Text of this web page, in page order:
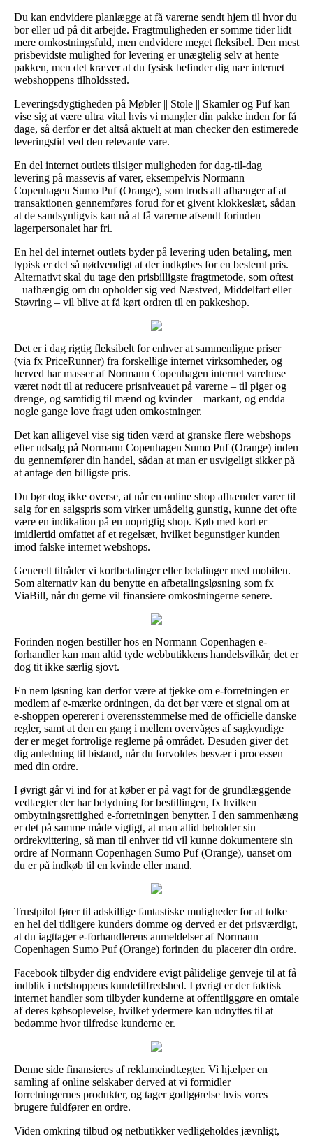
Du kan endvidere planlægge at få varerne sendt hjem til hvor du
bor eller ud på dit arbejde. Fragtmuligheden er somme tider lidt
mere omkostningsfuld, men endvidere meget fleksibel. Den mest
prisbevidste mulighed for levering er unægtelig selv at hente
pakken, men det kræver at du fysisk befinder dig nær internet
webshoppens tilholdssted.
Leveringsdygtigheden på Møbler || Stole || Skamler og Puf kan
vise sig at være ultra vital hvis vi mangler din pakke inden for få
dage, så derfor er det altså aktuelt at man checker den estimerede
leveringstid ved den relevante vare.
En del internet outlets tilsiger muligheden for dag-til-dag
levering på massevis af varer, eksempelvis Normann
Copenhagen Sumo Puf (Orange), som trods alt afhænger af at
transaktionen gennemføres forud for et givent klokkeslæt, sådan
at de sandsynligvis kan nå at få varerne afsendt forinden
lagerpersonalet har fri.
En hel del internet outlets byder på levering uden betaling, men
typisk er det så nødvendigt at der indkøbes for en bestemt pris.
Alternativt skal du tage den prisbilligste fragtmetode, som oftest
– uafhængig om du opholder sig ved Næstved, Middelfart eller
Støvring – vil blive at få kørt ordren til en pakkeshop.
Det er i dag rigtig fleksibelt for enhver at sammenligne priser
(via fx PriceRunner) fra forskellige internet virksomheder, og
herved har masser af Normann Copenhagen internet varehuse
været nødt til at reducere prisniveauet på varerne – til piger og
drenge, og samtidig til mænd og kvinder – markant, og endda
nogle gange love fragt uden omkostninger.
Det kan alligevel vise sig tiden værd at granske flere webshops
efter udsalg på Normann Copenhagen Sumo Puf (Orange) inden
du gennemfører din handel, sådan at man er usvigeligt sikker på
at antage den billigste pris.
Du bør dog ikke overse, at når en online shop afhænder varer til
salg for en salgspris som virker umådelig gunstig, kunne det ofte
være en indikation på en uoprigtig shop. Køb med kort er
imidlertid omfattet af et regelsæt, hvilket begunstiger kunden
imod falske internet webshops.
Generelt tilråder vi kortbetalinger eller betalinger med mobilen.
Som alternativ kan du benytte en afbetalingsløsning som fx
ViaBill, når du gerne vil finansiere omkostningerne senere.
Forinden nogen bestiller hos en Normann Copenhagen e-
forhandler kan man altid tyde webbutikkens handelsvilkår, det er
dog tit ikke særlig sjovt.
En nem løsning kan derfor være at tjekke om e-forretningen er
medlem af e-mærke ordningen, da det bør være et signal om at
e-shoppen opererer i overensstemmelse med de officielle danske
regler, samt at den en gang i mellem overvåges af sagkyndige
der er meget fortrolige reglerne på området. Desuden giver det
dig anledning til bistand, når du forvoldes besvær i processen
med din ordre.
I øvrigt går vi ind for at køber er på vagt for de grundlæggende
vedtægter der har betydning for bestillingen, fx hvilken
ombytningsrettighed e-forretningen benytter. I den sammenhæng
er det på samme måde vigtigt, at man altid beholder sin
ordrekvittering, så man til enhver tid vil kunne dokumentere sin
ordre af Normann Copenhagen Sumo Puf (Orange), uanset om
du er på indkøb til en kvinde eller mand.
Trustpilot fører til adskillige fantastiske muligheder for at tolke
en hel del tidligere kunders domme og derved er det prisværdigt,
at du iagttager e-forhandlerens anmeldelser af Normann
Copenhagen Sumo Puf (Orange) forinden du placerer din ordre.
Facebook tilbyder dig endvidere evigt pålidelige genveje til at få
indblik i netshoppens kundetilfredshed. I øvrigt er der faktisk
internet handler som tilbyder kunderne at offentliggøre en omtale
af deres købsoplevelse, hvilket ydermere kan udnyttes til at
bedømme hvor tilfredse kunderne er.
Denne side finansieres af reklameindtægter. Vi hjælper en
samling af online selskaber derved at vi formidler
forretningernes produkter, og tager godtgørelse hvis vores
brugere fuldfører en ordre.
Viden omkring tilbud og netbutikker vedligeholdes jævnligt,